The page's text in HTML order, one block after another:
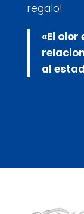
regalo!
«El
al